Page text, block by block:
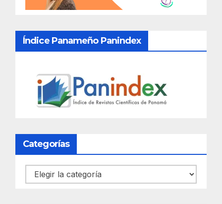
Índice Panameño Panindex
Categorías
Categorías